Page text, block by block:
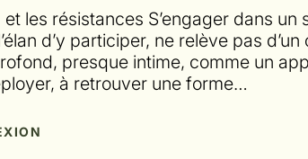
les résistances S’engager dans
d’y participer, ne relève pas
presque intime, comme un
à retrouver une forme…